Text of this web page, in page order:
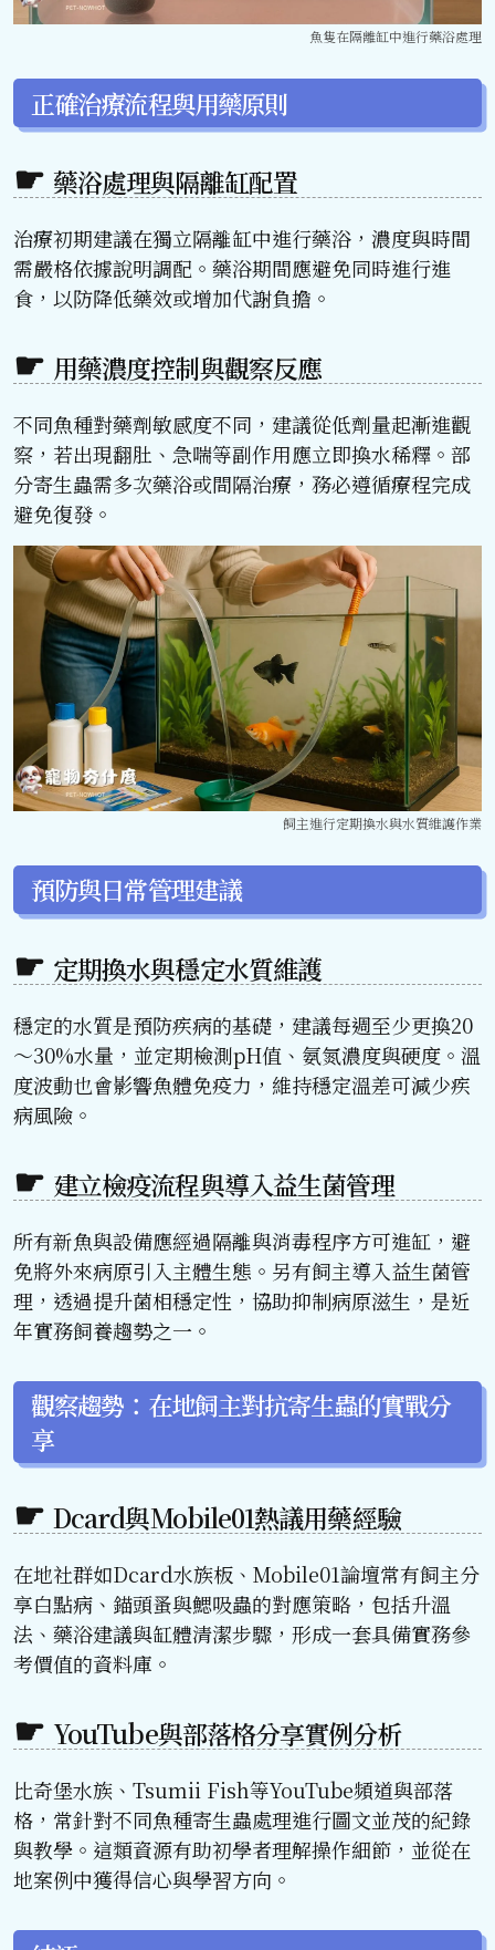
魚隻在隔離缸中進行藥浴處理
正確治療流程與用藥原則
藥浴處理與隔離缸配置
治療初期建議在獨立隔離缸中進行藥浴，濃度與時間
需嚴格依據說明調配。藥浴期間應避免同時進行進
食，以防降低藥效或增加代謝負擔。
用藥濃度控制與觀察反應
不同魚種對藥劑敏感度不同，建議從低劑量起漸進觀
察，若出現翻肚、急喘等副作用應立即換水稀釋。部
分寄生蟲需多次藥浴或間隔治療，務必遵循療程完成
避免復發。
飼主進行定期換水與水質維護作業
預防與日常管理建議
定期換水與穩定水質維護
穩定的水質是預防疾病的基礎，建議每週至少更換20
～30%水量，並定期檢測pH值、氨氮濃度與硬度。溫
度波動也會影響魚體免疫力，維持穩定溫差可減少疾
病風險。
建立檢疫流程與導入益生菌管理
所有新魚與設備應經過隔離與消毒程序方可進缸，避
免將外來病原引入主體生態。另有飼主導入益生菌管
理，透過提升菌相穩定性，協助抑制病原滋生，是近
年實務飼養趨勢之一。
觀察趨勢：在地飼主對抗寄生蟲的實戰分
享
Dcard與Mobile01熱議用藥經驗
在地社群如Dcard水族板、Mobile01論壇常有飼主分
享白點病、錨頭蚤與鰓吸蟲的對應策略，包括升溫
法、藥浴建議與缸體清潔步驟，形成一套具備實務參
考價值的資料庫。
YouTube與部落格分享實例分析
比奇堡水族、Tsumii Fish等YouTube頻道與部落
格，常針對不同魚種寄生蟲處理進行圖文並茂的紀錄
與教學。這類資源有助初學者理解操作細節，並從在
地案例中獲得信心與學習方向。